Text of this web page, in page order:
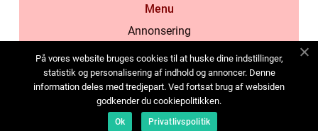
Menu
Annonsering
Cookies
Kontakta oss
Sitemap
På vores website bruges cookies til at huske dine indstillinger,
statistik og personalisering af indhold og annoncer. Denne
information deles med tredjepart. Ved fortsat brug af websiden
godkender du cookiepolitikken.
Ok Privatlivspolitik